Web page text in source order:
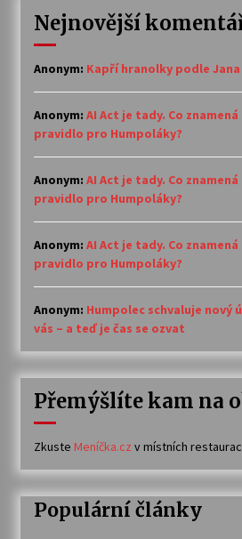
Nejnovější
Anonym: Kapří hranolky podle
Anonym: AI Act je tady. Co
pravidlo pro Humpoláky?
Anonym: AI Act je tady. Co
pravidlo pro Humpoláky?
Anonym: AI Act je tady. Co
pravidlo pro Humpoláky?
Anonym: Humpolec schvaluje nový
vás – a teď je čas se ozvat
Přemýšlíte kam na
Zkuste Meníčka.cz v místních
Populární články